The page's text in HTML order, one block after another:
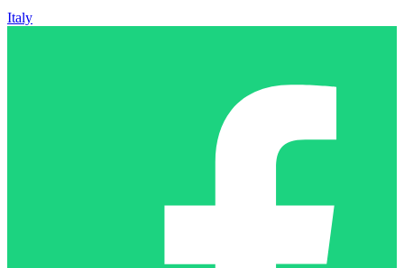
Italy